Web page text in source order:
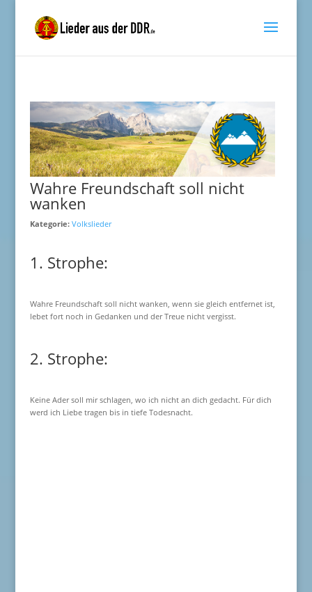
Wahre Freundschaft soll nicht
wanken
Kategorie: Volkslieder
1. Strophe:
Wahre Freundschaft soll nicht wanken, wenn sie gleich entfernet ist,
lebet fort noch in Gedanken und der Treue nicht vergisst.
2. Strophe:
Keine Ader soll mir schlagen, wo ich nicht an dich gedacht. Für dich
werd ich Liebe tragen bis in tiefe Todesnacht.